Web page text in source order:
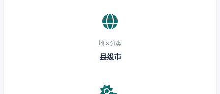
地区分类
县级市